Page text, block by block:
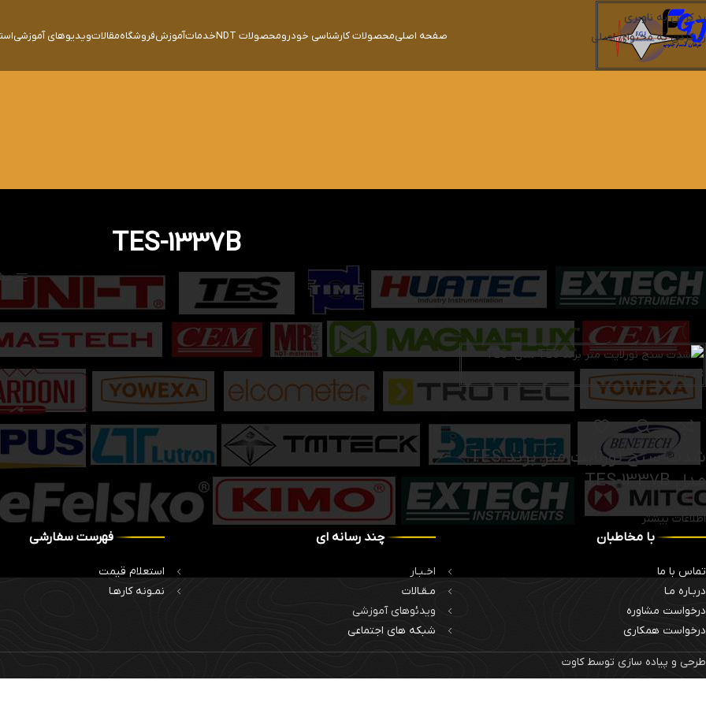
رد کردن به ناوبری
رد کردن به محتوای اصلی
صفحه اصلیمحصولات کارشناسی خودرومحصولات NDT خدماتآموزشفروشگاهمقالاتویدیوهای آموزشی
TES-1337B
خانه محصولات برچسب خورده “TES-1337B”
نمایش یک نتیجه
شدت سنج نورلایت متر برند TES
مدل TES-1337B
اطلاعات بیشتر
با مخاطبان
تماس با ما
دربـاره مـا
درخواست مشاوره
درخواست همکاری
چند رسانه ای
اخـبـار
مـقـالات
ویدئوهای آموزشی
شبکه های اجتماعی
فهرست سفارشی
استعلام قیمت
نمـونه کارهـا
طرحی و پیاده سازی توسط کاوت